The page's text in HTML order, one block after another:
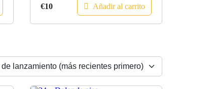
€10 Añadir al carrito